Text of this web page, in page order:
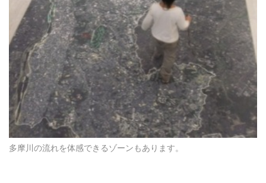
多摩川の流れを体感できるゾーンもあります。